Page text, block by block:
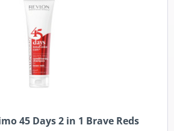
45 Days 2 in 1 Brave Reds